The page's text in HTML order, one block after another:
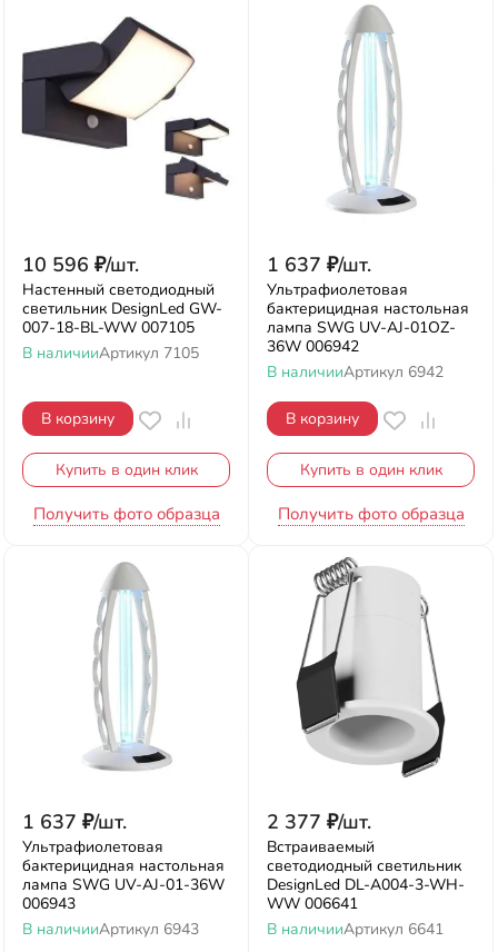
10 596 ₽/шт.
Настенный светодиодный
светильник DesignLed GW-
007-18-BL-WW 007105
В наличииАртикул 7105
В корзину
Купить в один клик
Получить фото образца
1 637 ₽/шт.
Ультрафиолетовая
бактерицидная настольная
лампа SWG UV-AJ-01OZ-
36W 006942
В наличииАртикул 6942
В корзину
Купить в один клик
Получить фото образца
1 637 ₽/шт.
Ультрафиолетовая
бактерицидная настольная
лампа SWG UV-AJ-01-36W
006943
В наличииАртикул 6943
2 377 ₽/шт.
Встраиваемый
светодиодный светильник
DesignLed DL-A004-3-WH-
WW 006641
В наличииАртикул 6641